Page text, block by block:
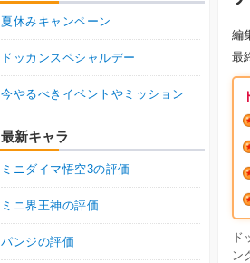
編
最
ド
ン
夏休みキャンペーン
ドッカンスペシャルデー
今やるべきイベントやミッション
最新キャラ
ミニダイマ悟空3の評価
ミニ界王神の評価
パンジの評価